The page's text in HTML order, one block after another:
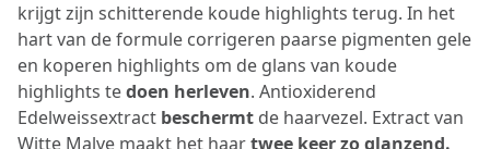
krijgt zijn schitterende koude highlights terug. In het
hart van de formule corrigeren paarse pigmenten gele
en koperen highlights om de glans van koude
highlights tedoen herleven. Antioxiderend
Edelweissextract beschermt de haarvezel. Extract van
Witte Malve maakt het haartwee keer zo glanzend.